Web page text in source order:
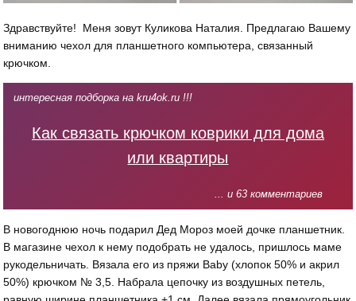
Здравствуйте! Меня зовут Куликова Наталия. Предлагаю Вашему
вниманию чехол для планшетного компьютера, связанный
крючком.
интересная подборка на kru4ok.ru !!!
Как связать крючком коврики для дома
или квартиры
... и 63 комментариев
В новогоднюю ночь подарил Дед Мороз моей дочке планшетник.
В магазине чехол к нему подобрать не удалось, пришлось маме
рукодельничать. Вязала его из пряжи Baby (хлопок 50% и акрил
50%) крючком № 3,5. Набрала цепочку из воздушных петель,